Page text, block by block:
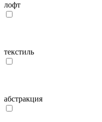
лофт
текстиль
абстракция